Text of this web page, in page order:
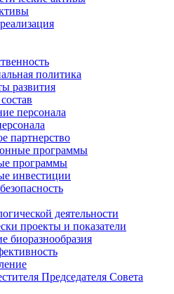
политика
развития
персонала
партнерство
программы
программы
инвестиции
деятельности
проекты и показатели
биоразнообразия
Председателя Совета